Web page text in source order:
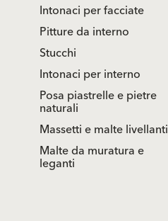
Intonaci per facciate
Pitture da interno
Stucchi
Intonaci per interno
Posa piastrelle e pietre
naturali
Massetti e malte livellanti
Malte da muratura e
leganti